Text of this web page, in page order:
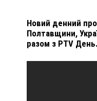
Новий денний
Полтавщини,
разом з PTV День.